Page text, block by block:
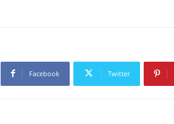
Facebook Twitter